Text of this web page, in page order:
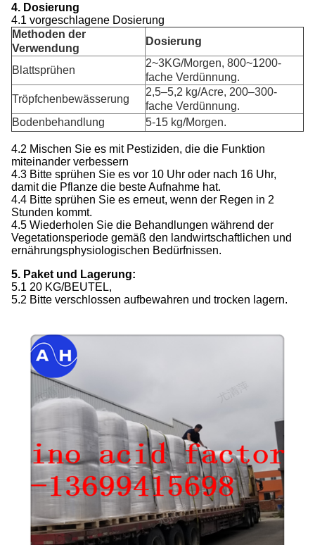
4. Dosierung
4.1 vorgeschlagene Dosierung
Methoden der
Verwendung
Dosierung
Blattsprühen
2~3KG/Morgen, 800~1200-
fache Verdünnung.
Tröpfchenbewässerung
2,5–5,2 kg/Acre, 200–300-
fache Verdünnung.
Bodenbehandlung
5-15 kg/Morgen.
4.2 Mischen Sie es mit Pestiziden, die die Funktion
miteinander verbessern
4.3 Bitte sprühen Sie es vor 10 Uhr oder nach 16 Uhr,
damit die Pflanze die beste Aufnahme hat.
4.4 Bitte sprühen Sie es erneut, wenn der Regen in 2
Stunden kommt.
4.5 Wiederholen Sie die Behandlungen während der
Vegetationsperiode gemäß den landwirtschaftlichen und
ernährungsphysiologischen Bedürfnissen.
5. Paket und Lagerung:
5.1 20 KG/BEUTEL,
5.2 Bitte verschlossen aufbewahren und trocken lagern.